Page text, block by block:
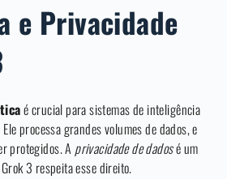
e Privacidade
é crucial para sistemas de inteligência
processa grandes volumes de dados, e
protegidos. A privacidade de dadosé um
3 respeita esse direito.